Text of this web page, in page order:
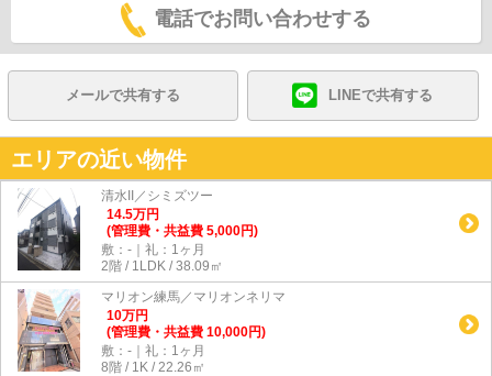
電話でお問い合わせする
メールで共有する LINEで共有する
エリアの近い物件
清水II／シミズツー
14.5万円
(管理費・共益費 5,000円)
敷：-｜礼：1ヶ月
2階 / 1LDK / 38.09㎡
マリオン練馬／マリオンネリマ
10万円
(管理費・共益費 10,000円)
敷：-｜礼：1ヶ月
8階 / 1K / 22.26㎡